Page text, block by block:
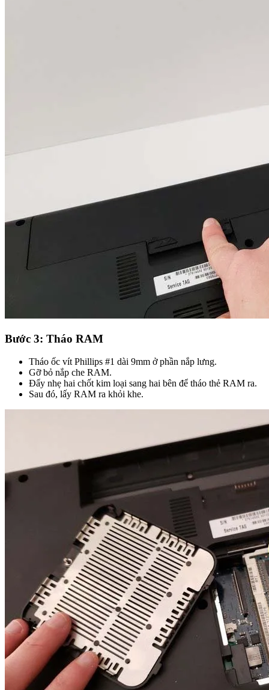
Bước 3: Tháo RAM
Tháo ốc vít Phillips #1 dài 9mm ở phần nắp lưng.
Gỡ bỏ nắp che RAM.
Đẩy nhẹ hai chốt kim loại sang hai bên để tháo thẻ RAM ra.
Sau đó, lấy RAM ra khỏi khe.